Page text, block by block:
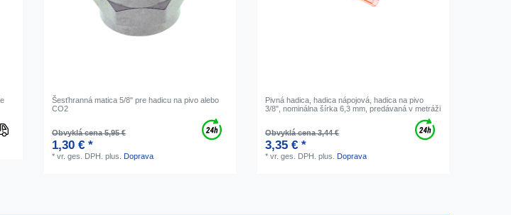
Šesťhranná matica 5/8" pre hadicu na pivo alebo
CO2
Obvyklá cena 5,95 €
1,30 € *
*vr. ges. DPH. plus. Doprava
Pivná hadica, hadica nápojová, hadica na pivo
3/8", nominálna šírka 6,3 mm, predávaná v metráži
Obvyklá cena 3,44 €
3,35 € *
*vr. ges. DPH. plus. Doprava